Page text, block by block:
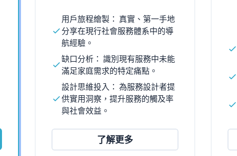
用戶旅程繪製： 真實、第一手地
分享在現行社會服務體系中的導
航經驗。
缺口分析： 識別現有服務中未能
滿足家庭需求的特定痛點。
設計思維投入： 為服務設計者提
供實用洞察，提升服務的觸及率
與社會效益。
了解更多